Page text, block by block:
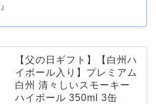
』
【父の日ギフト】【白州ハ
イボール入り】プレミアム
白州 清々しいスモーキー
ハイボール 350ml 3缶